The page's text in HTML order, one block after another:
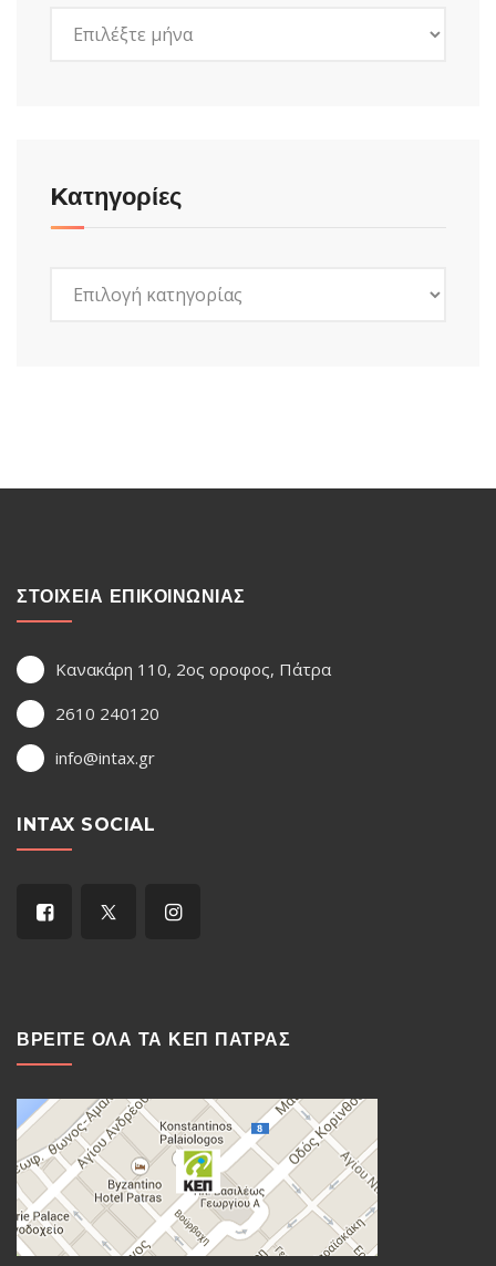
Kατηγορίες
ΣΤΟΙΧΕΙΑ ΕΠΙΚΟΙΝΩΝΙΑΣ
Κανακάρη 110, 2ος οροφος, Πάτρα
2610 240120
info@intax.gr
INTAX SOCIAL
ΒΡΕΙΤΕ ΟΛΑ ΤΑ ΚΕΠ ΠΑΤΡΑΣ